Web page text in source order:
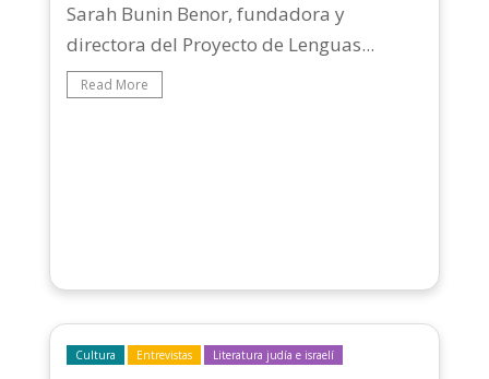
Sarah Bunin Benor, fundadora y
directora del Proyecto de Lenguas...
Read More
Cultura Entrevistas Literatura judía e israelí